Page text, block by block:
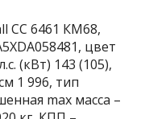
CC 6461 КМ68,
цвет
(кВт) 143 (105),
1 996, тип
max масса –